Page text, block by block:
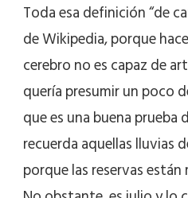
Toda esa definición “de
de Wikipedia, porque
cerebro no es capaz de
quería presumir un poco
que es una buena prueba
recuerda aquellas lluvias
porque las reservas